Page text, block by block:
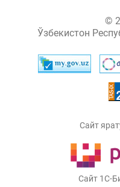
©
Ўзбекистон
Сайт
Сайт 1C-